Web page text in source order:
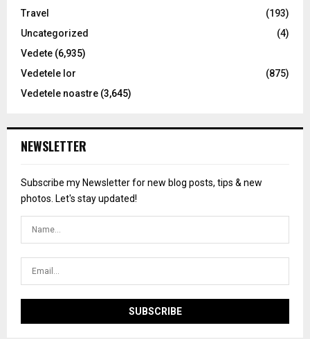
Travel
(193)
Uncategorized
(4)
Vedete (6,935)
Vedetele lor
(875)
Vedetele noastre (3,645)
NEWSLETTER
Subscribe my Newsletter for new blog posts, tips & new
photos. Let's stay updated!